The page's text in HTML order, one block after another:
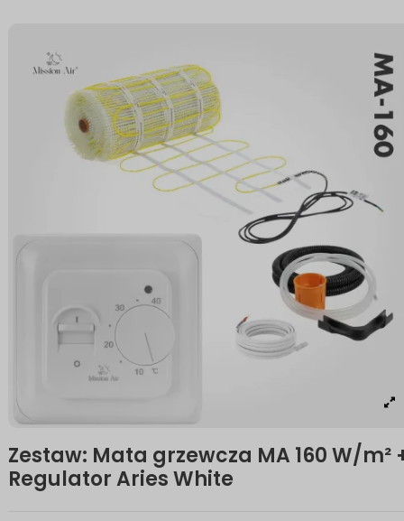
Zestaw: Mata grzewcza MA 160 W/m²
Regulator Aries White